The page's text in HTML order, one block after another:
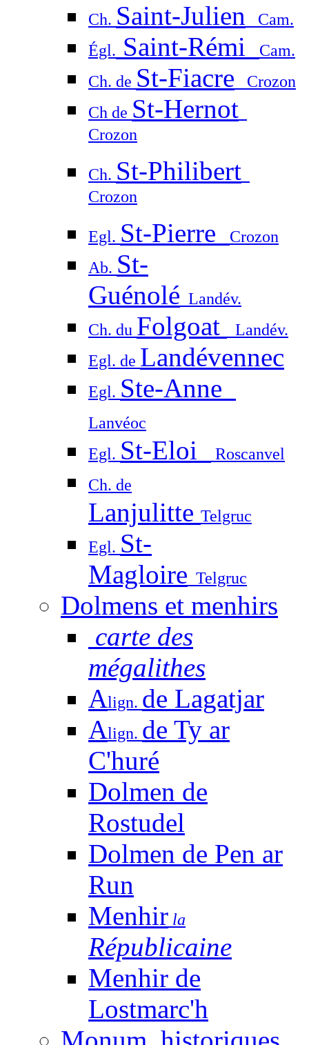
Ch. Saint-Julien Cam.
Égl. Saint-Rémi
Cam.
Ch. de St-Fiacre Crozon
Ch de St-Hernot
Crozon
Ch. St-Philibert
Crozon
Egl. St-Pierre
Crozon
Ab. St-
Guénolé Landév.
Ch. du Folgoat
Landév.
Egl. de Landévennec
Egl. Ste-Anne
Lanvéoc
Egl. St-Eloi
Roscanvel
Ch. de
Lanjulitte Telgruc
Egl. St-
Magloire Telgruc
Dolmens et menhirs
carte des
mégalithes
Align. de Lagatjar
Align. de Ty ar
C'huré
Dolmen de
Rostudel
Dolmen de Pen ar
Run
Menhir la
Républicaine
Menhir de
Lostmarc'h